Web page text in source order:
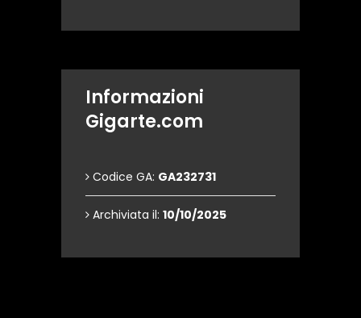
Informazioni
Gigarte.com
Codice GA: GA232731
Archiviata il: 10/10/2025